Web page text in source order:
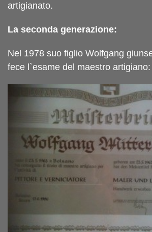
artigianato.
La seconda generazione:
Nel 1978 suo figlio Wolfgang
fece l`esame del maestro artigiano: